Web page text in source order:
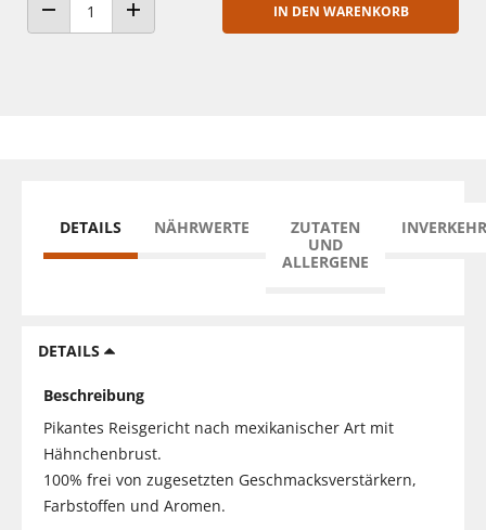
ANZAHL VERRINGERNANZAHL ERHÖHEN
IN DEN WARENKORB
DETAILS NÄHRWERTE
ZUTATEN
UND
ALLERGENE
DETAILS
Beschreibung
Pikantes Reisgericht nach mexikanischer Art mit
Hähnchenbrust.
100% frei von zugesetzten Geschmacksverstärkern,
Farbstoffen und Aromen.